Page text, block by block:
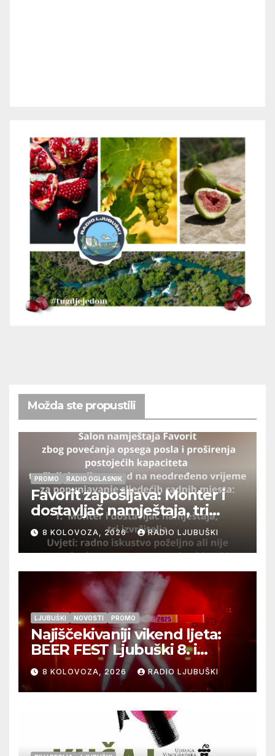
Možda ste propustili
PROMO RADIO OGLASNIK
Favorit zapošljava: Monter i
dostavljač namještaja, tri
izvršitelja
8 KOLOVOZA, 2026 RADIO LJUBUŠKI
LJUBUŠKI NOVOSTI PROMO
Najiščekivaniji vikend ljeta:
BEER FEST Ljubuški 8. i
9.kolovoza
8 KOLOVOZA, 2026 RADIO LJUBUŠKI